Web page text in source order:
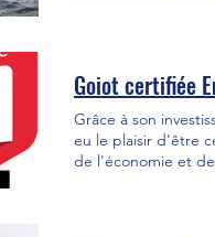
temps record de
Goiot certifiée
Grâce à son
eu le plaisir d'être
de l'économie et